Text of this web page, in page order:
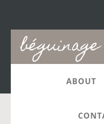
Main
navigation
ABOUT